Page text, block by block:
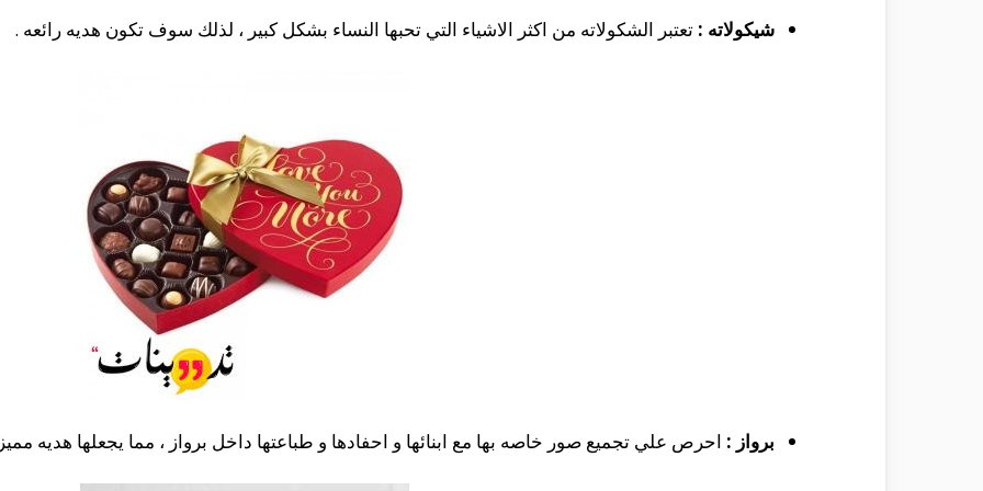
شيكولاته : تعتبر الشكولاته من اكثر الاشياء التي تحبها النساء بشكل كبير ، لذلك سوف تكون هديه رائعه .
برواز : احرص علي تجميع صور خاصه بها مع ابنائها و احفادها و طباعتها داخل برواز ، مما يجعلها هديه